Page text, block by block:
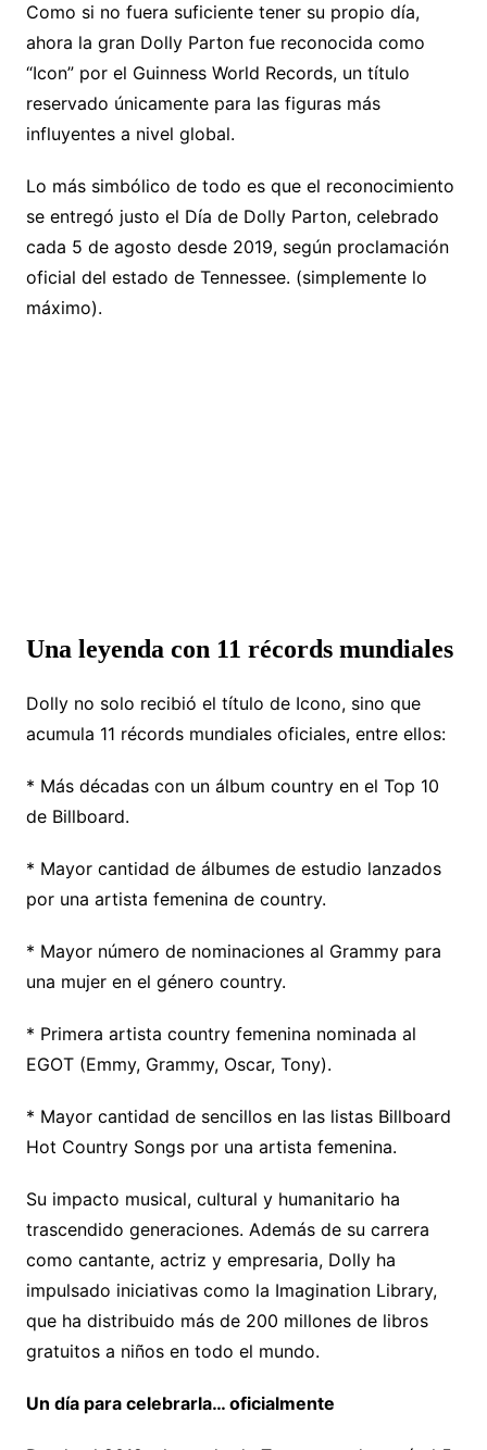
Como si no fuera suficiente tener su propio día,
ahora la gran Dolly Parton fue reconocida como
“Icon” por el Guinness World Records, un título
reservado únicamente para las figuras más
influyentes a nivel global.
Lo más simbólico de todo es que el reconocimiento
se entregó justo el Día de Dolly Parton, celebrado
cada 5 de agosto desde 2019, según proclamación
oficial del estado de Tennessee. (simplemente lo
máximo).
Una leyenda con 11 récords mundiales
Dolly no solo recibió el título de Icono, sino que
acumula 11 récords mundiales oficiales, entre ellos:
* Más décadas con un álbum country en el Top 10
de Billboard.
* Mayor cantidad de álbumes de estudio lanzados
por una artista femenina de country.
* Mayor número de nominaciones al Grammy para
una mujer en el género country.
* Primera artista country femenina nominada al
EGOT (Emmy, Grammy, Oscar, Tony).
* Mayor cantidad de sencillos en las listas Billboard
Hot Country Songs por una artista femenina.
Su impacto musical, cultural y humanitario ha
trascendido generaciones. Además de su carrera
como cantante, actriz y empresaria, Dolly ha
impulsado iniciativas como la Imagination Library,
que ha distribuido más de 200 millones de libros
gratuitos a niños en todo el mundo.
Un día para celebrarla… oficialmente